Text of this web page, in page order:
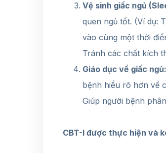
Vệ sinh giấc ngủ
quen ngủ tốt. (Ví dụ:
vào cùng một thời
Tránh các chất kích
Giáo dục về giấc ngủ:
bệnh hiểu rõ hơn về
Giúp người bệnh
CBT-I được thực hiện và